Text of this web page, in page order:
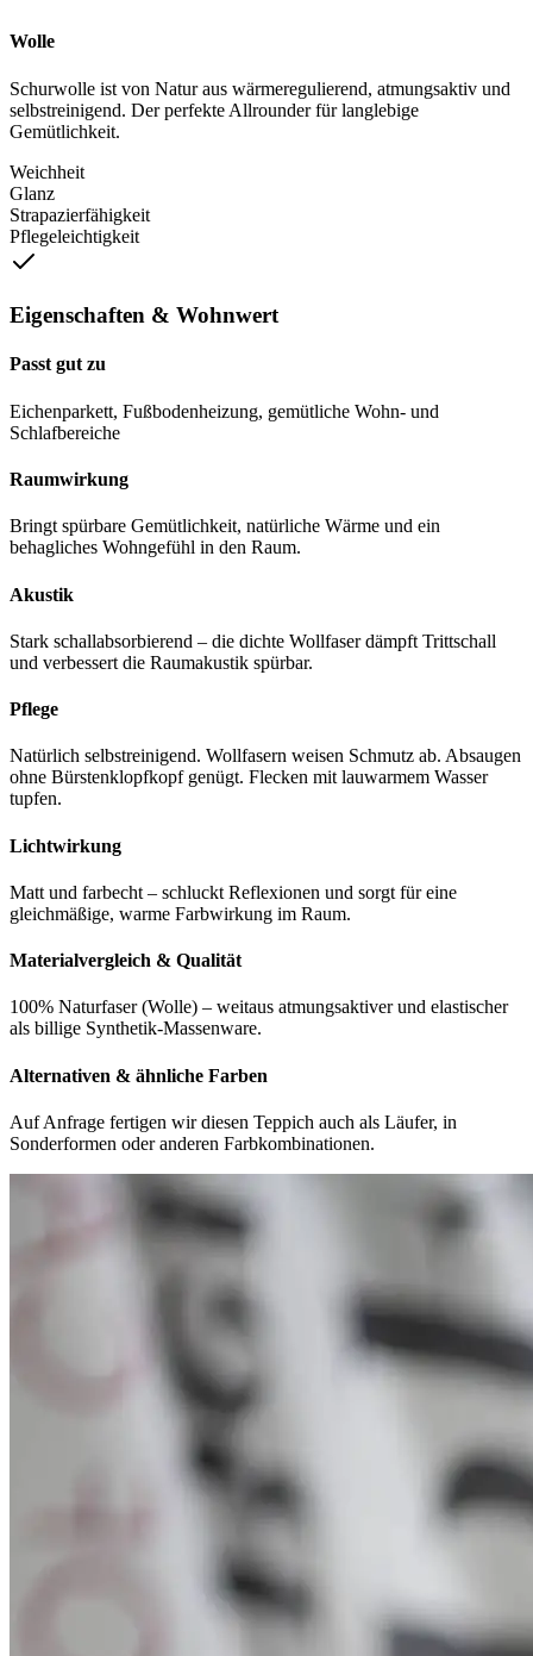
Wolle
Schurwolle ist von Natur aus wärmeregulierend, atmungsaktiv und
selbstreinigend. Der perfekte Allrounder für langlebige
Gemütlichkeit.
Weichheit
Glanz
Strapazierfähigkeit
Pflegeleichtigkeit
Eigenschaften & Wohnwert
Passt gut zu
Eichenparkett, Fußbodenheizung, gemütliche Wohn- und
Schlafbereiche
Raumwirkung
Bringt spürbare Gemütlichkeit, natürliche Wärme und ein
behagliches Wohngefühl in den Raum.
Akustik
Stark schallabsorbierend – die dichte Wollfaser dämpft Trittschall
und verbessert die Raumakustik spürbar.
Pflege
Natürlich selbstreinigend. Wollfasern weisen Schmutz ab. Absaugen
ohne Bürstenklopfkopf genügt. Flecken mit lauwarmem Wasser
tupfen.
Lichtwirkung
Matt und farbecht – schluckt Reflexionen und sorgt für eine
gleichmäßige, warme Farbwirkung im Raum.
Materialvergleich & Qualität
100% Naturfaser (Wolle) – weitaus atmungsaktiver und elastischer
als billige Synthetik-Massenware.
Alternativen & ähnliche Farben
Auf Anfrage fertigen wir diesen Teppich auch als Läufer, in
Sonderformen oder anderen Farbkombinationen.